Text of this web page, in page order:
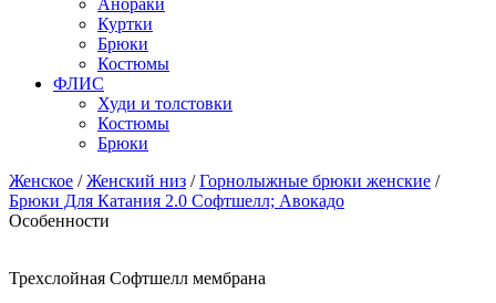
Анораки
Куртки
Брюки
Костюмы
ФЛИС
Худи и толстовки
Костюмы
Брюки
Женское / Женский низ / Горнолыжные брюки женские /
Брюки Для Катания 2.0 Софтшелл; Авокадо
Особенности
Трехслойная Софтшелл мембрана